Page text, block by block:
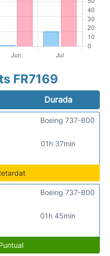
FR7169
Durada
01h 37min
Boeing 737-800
01h 45min
Boeing 737-800